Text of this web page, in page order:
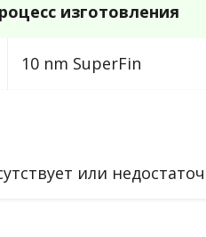
изготовления
10 nm SuperFin
или